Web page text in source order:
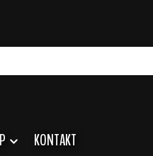
KONTAKT